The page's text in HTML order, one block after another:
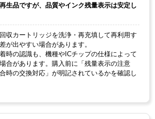
生品ですが、品質やインク残量表示は安定し
収カートリッジを洗浄・再充填して再利用す
が出やすい場合があります。
時の認識も、機種やICチップの仕様によって
合があります。購入前に「残量表示の注意
時の交換対応」が明記されているかを確認し